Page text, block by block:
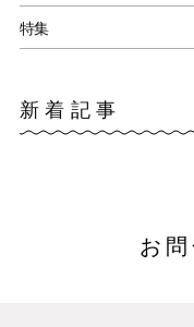
特集
新着記事
お